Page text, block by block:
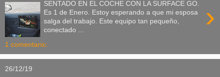
›
SENTADO EN EL COCHE CON LA SURFACE GO.
Es 1 de Enero. Estoy esperando a que mi esposa
salga del trabajo. Este equipo tan pequeño,
conectado ...
1 comentario:
26/12/19